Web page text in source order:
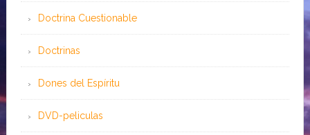
Doctrina Cuestionable
Doctrinas
Dones del Espíritu
DVD-peliculas